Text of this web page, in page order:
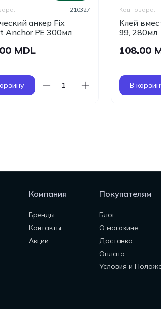
анкер Fix
Anchor PE 300мл
210327
MDL
Клей
99, 280мл
Код товара:
108.00
В
Компания
Бренды
Контакты
Акции
Покупателям
Блог
О магазине
Доставка
Оплата
Условия и